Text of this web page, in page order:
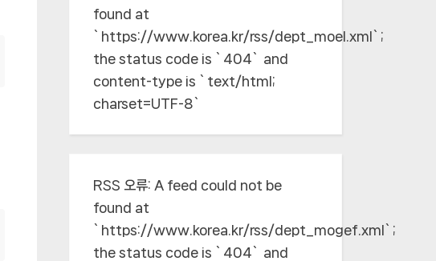
found at
`https://www.korea.kr/rss/dept_moel.xml`;
the status code is `404` and
content-type is `text/html;
charset=UTF-8`
RSS 오류: A feed could not be
found at
`https://www.korea.kr/rss/dept_mogef.xml`;
the status code is `404` and